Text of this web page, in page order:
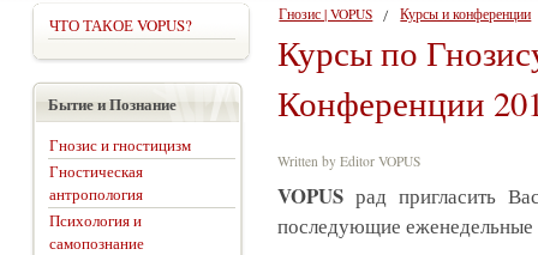
Гнозис | VOPUS Курсы и конференции
Курсы по
Конференции
Written by Editor VOPUS
VOPUS рад пригласить
последующие
ЧТО ТАКОЕ VOPUS?
Бытие и Познание
Гнозис и гностицизм
Гностическая
антропология
Психология и
самопознание